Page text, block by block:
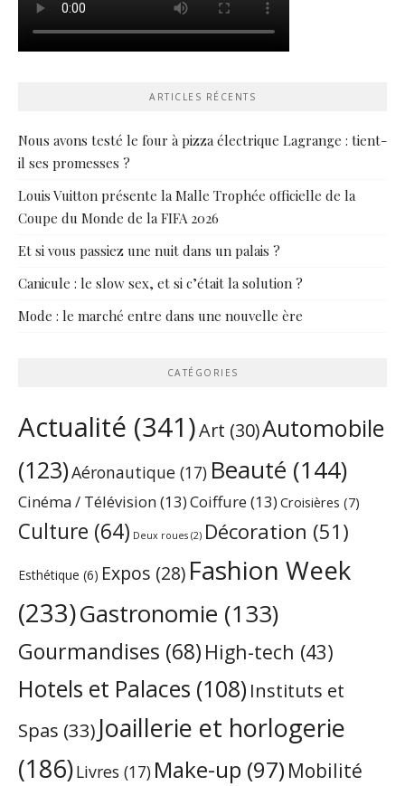
ARTICLES RÉCENTS
Nous avons testé le four à pizza électrique Lagrange : tient-
il ses promesses ?
Louis Vuitton présente la Malle Trophée officielle de la
Coupe du Monde de la FIFA 2026
Et si vous passiez une nuit dans un palais ?
Canicule : le slow sex, et si c’était la solution ?
Mode : le marché entre dans une nouvelle ère
CATÉGORIES
Actualité (341)Art (30)Automobile
(123)Aéronautique (17) Beauté (144)
Cinéma / Télévision(13)Coiffure(13) Croisières (7)
Culture (64) Deux roues (2) Décoration (51)
Esthétique (6) Expos (28) Fashion Week
(233)Gastronomie (133)
Gourmandises (68) High-tech (43)
Hotels et Palaces (108) Instituts et
Spas (33) Joaillerie et horlogerie
(186)Livres (17) Make-up (97) Mobilité